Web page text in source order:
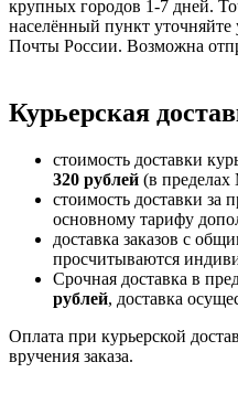
крупных городов 1-7 дней.
населённый пункт
Почты России. Возможна
Курьерская
стоимость доставки
320 рублей (в
стоимость доставки
основному тарифу
доставка заказов с
просчитываются
Срочная доставка в
рублей, доставка
Оплата при курьерской
вручения заказа.